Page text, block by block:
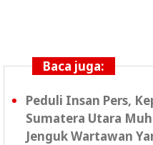
Baca juga:
Peduli Insan Pers,
Sumatera Utara
Jenguk Wartawan